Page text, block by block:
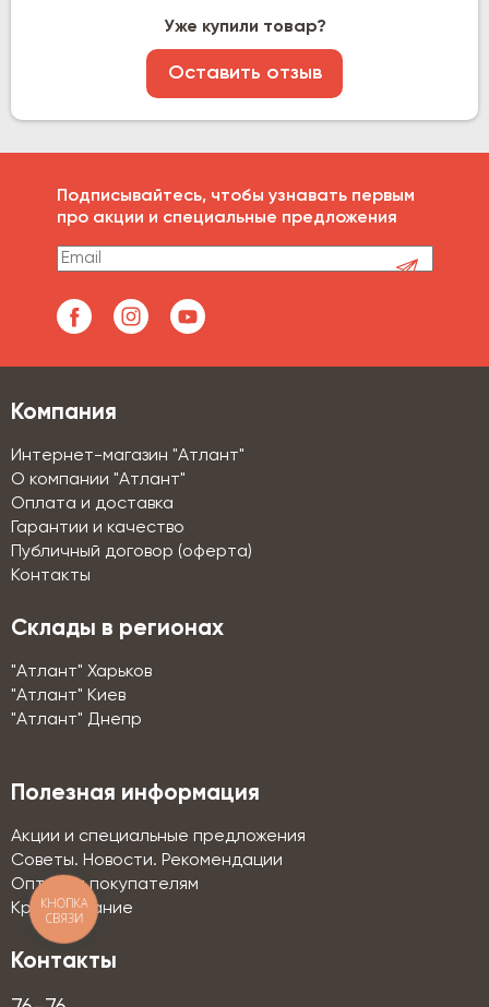
Уже купили товар?
Оставить отзыв
Подписывайтесь, чтобы узнавать первым
про акции и специальные предложения
Компания
Интернет-магазин "Атлант"
О компании "Атлант"
Оплата и доставка
Гарантии и качество
Публичный договор (оферта)
Контакты
Склады в регионах
"Атлант" Харьков
"Атлант" Киев
"Атлант" Днепр
Полезная информация
Акции и специальные предложения
Советы. Новости. Рекомендации
Оптовым покупателям
Кредитование
Контакты
КНОПКА
СВЯЗИ